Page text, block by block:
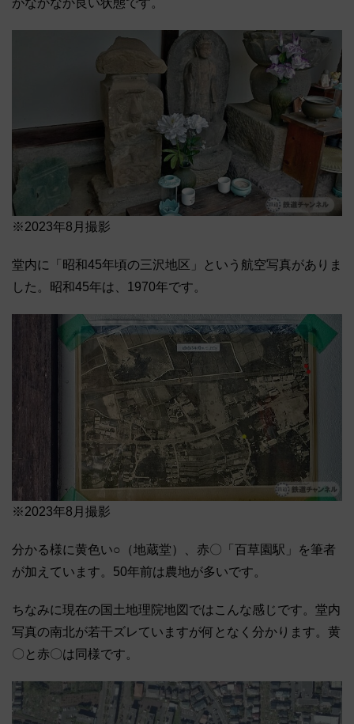
がなかなか良い状態です。
※2023年8月撮影
堂内に「昭和45年頃の三沢地区」という航空写真がありま
した。昭和45年は、1970年です。
※2023年8月撮影
分かる様に黄色い○（地蔵堂）、赤〇「百草園駅」を筆者
が加えています。50年前は農地が多いです。
ちなみに現在の国土地理院地図ではこんな感じです。堂内
写真の南北が若干ズレていますが何となく分かります。黄
〇と赤〇は同様です。